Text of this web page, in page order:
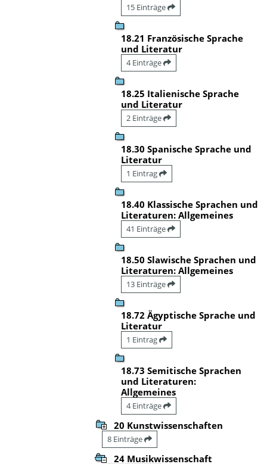
15 Einträge
18.21 Französische Sprache
und Literatur
4 Einträge
18.25 Italienische Sprache
und Literatur
2 Einträge
18.30 Spanische Sprache und
Literatur
1 Eintrag
18.40 Klassische Sprachen und
Literaturen: Allgemeines
41 Einträge
18.50 Slawische Sprachen und
Literaturen: Allgemeines
13 Einträge
18.72 Ägyptische Sprache und
Literatur
1 Eintrag
18.73 Semitische Sprachen
und Literaturen:
Allgemeines
4 Einträge
20 Kunstwissenschaften
8 Einträge
24 Musikwissenschaft